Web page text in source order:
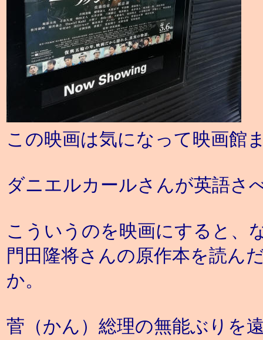
この映画は気になって映画館
ダニエルカールさんが英語さ
こういうのを映画にすると、
門田隆将さんの原作本を読ん
か。
菅（かん）総理の無能ぶりを